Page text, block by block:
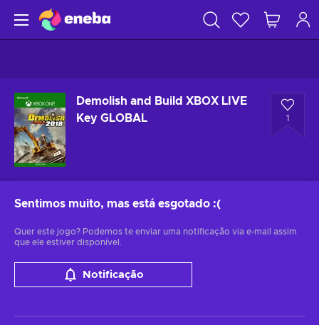
Demolish and Build XBOX LIVE
Key GLOBAL
1
Sentimos muito, mas está esgotado :(
Quer este jogo? Podemos te enviar uma notificação via e-mail assim
que ele estiver disponível.
Notificação